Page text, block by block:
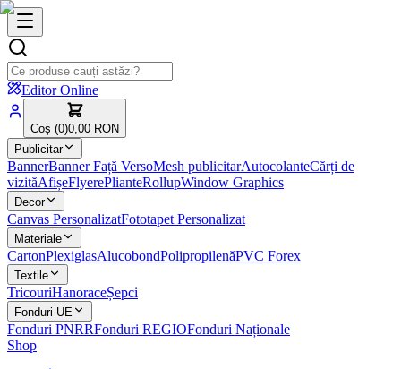
Editor Online
Coș (0)0,00 RON
Publicitar
BannerBanner Față VersoMesh publicitarAutocolanteCărți de
vizităAfișeFlyerePlianteRollupWindow Graphics
Decor
Canvas PersonalizatFototapet Personalizat
Materiale
CartonPlexiglasAlucobondPolipropilenăPVC Forex
Textile
TricouriHanoraceȘepci
Fonduri UE
Fonduri PNRRFonduri REGIOFonduri Naționale
Shop